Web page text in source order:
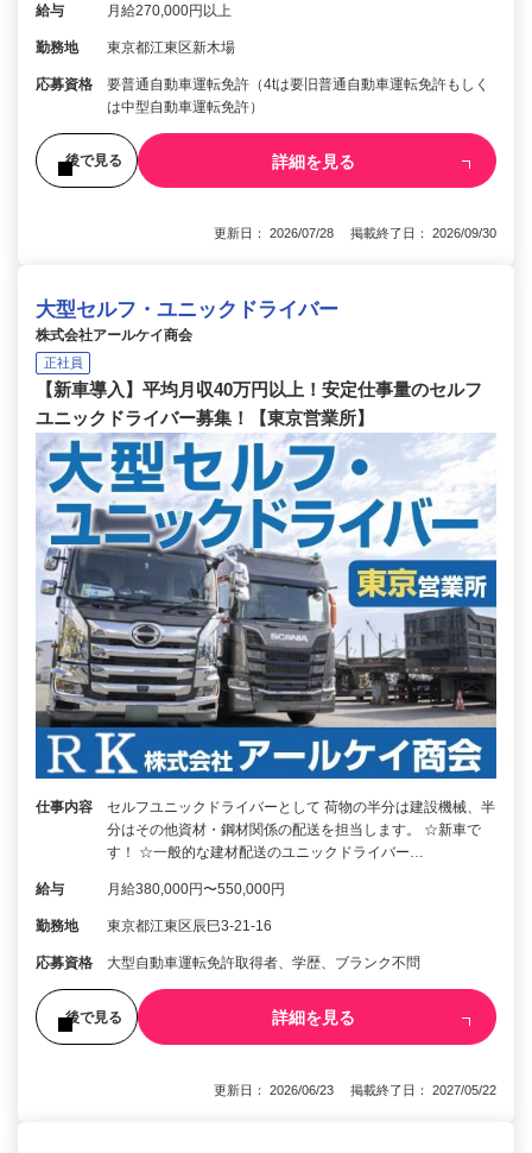
給与 月給270,000円以上
勤務地 東京都江東区新木場
応募資格
要普通自動車運転免許（4tは要旧普通自動車運転免許もしく
は中型自動車運転免許）
後で見る 詳細を見る
更新日： 2026/07/28 掲載終了日： 2026/09/30
大型セルフ・ユニックドライバー
株式会社アールケイ商会
正社員
【新車導入】平均月収40万円以上！安定仕事量のセルフ
ユニックドライバー募集！【東京営業所】
仕事内容
セルフユニックドライバーとして 荷物の半分は建設機械、半
分はその他資材・鋼材関係の配送を担当します。 ☆新車で
す！ ☆一般的な建材配送のユニックドライバー…
給与 月給380,000円〜550,000円
勤務地 東京都江東区辰巳3-21-16
応募資格 大型自動車運転免許取得者、学歴、ブランク不問
後で見る 詳細を見る
更新日： 2026/06/23 掲載終了日： 2027/05/22